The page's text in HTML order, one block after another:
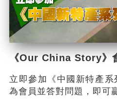
《Our China Story》
立即參加《中國新特產
為會員並答對問題，即可